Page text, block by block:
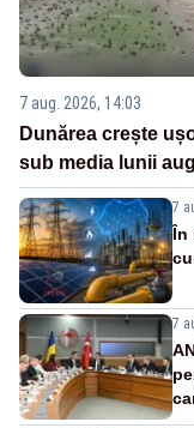
7 aug. 2026, 14:03
Dunărea crește
sub media lunii
7
În
7